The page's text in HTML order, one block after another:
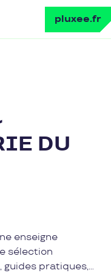
pluxee.fr
DU
enseigne
sélection
guides pratiques,